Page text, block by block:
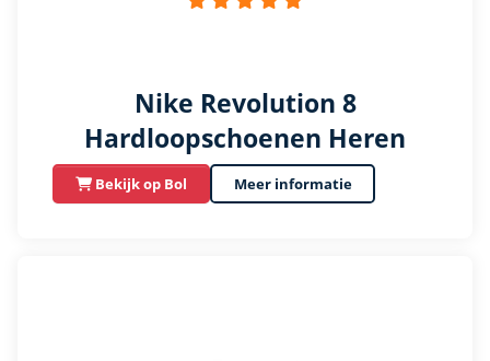
Nike Revolution 8
Hardloopschoenen Heren
Bekijk op Bol Meer informatie